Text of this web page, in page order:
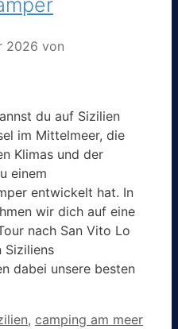
2026 von
du auf Sizilien
im Mittelmeer, die
Klimas und der
einem
entwickelt hat. In
wir dich auf eine
nach San Vito Lo
Siziliens
dabei unsere besten
, camping am meer